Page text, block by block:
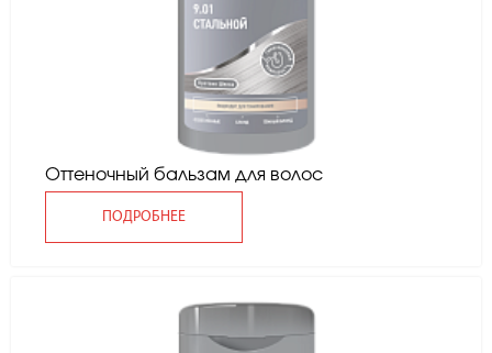
Оттеночный бальзам для волос
ПОДРОБНЕЕ